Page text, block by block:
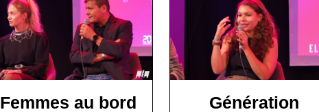
Femmes au bord
Génération